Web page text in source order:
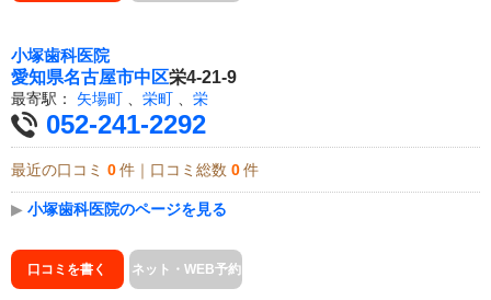
小塚歯科医院
愛知県名古屋市中区栄4-21-9
最寄駅： 矢場町 、 栄町 、 栄
052-241-2292
最近の口コミ 0 件｜口コミ総数 0 件
▶ 小塚歯科医院のページを見る
口コミを書く ネット・WEB予約